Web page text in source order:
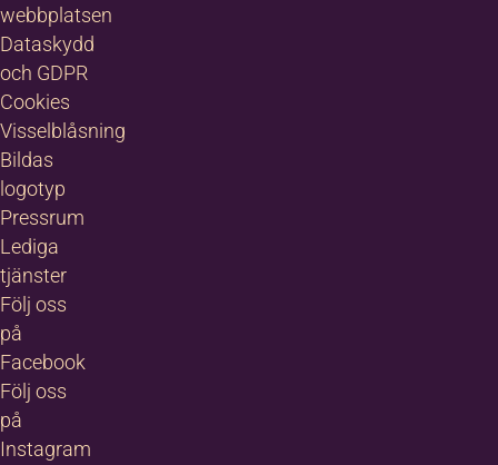
webbplatsen
Dataskydd
och GDPR
Cookies
Visselblåsning
Bildas
logotyp
Pressrum
Lediga
tjänster
Följ oss
på
Facebook
Följ oss
på
Instagram